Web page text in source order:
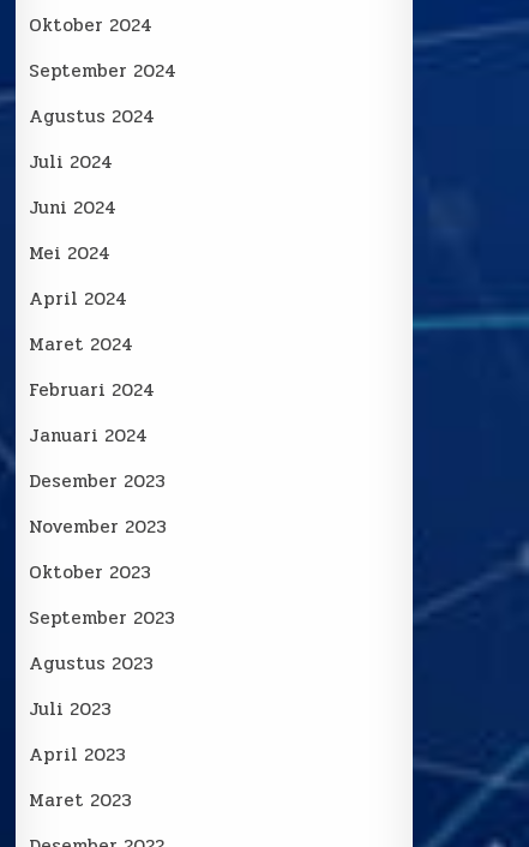
Oktober 2024
September 2024
Agustus 2024
Juli 2024
Juni 2024
Mei 2024
April 2024
Maret 2024
Februari 2024
Januari 2024
Desember 2023
November 2023
Oktober 2023
September 2023
Agustus 2023
Juli 2023
April 2023
Maret 2023